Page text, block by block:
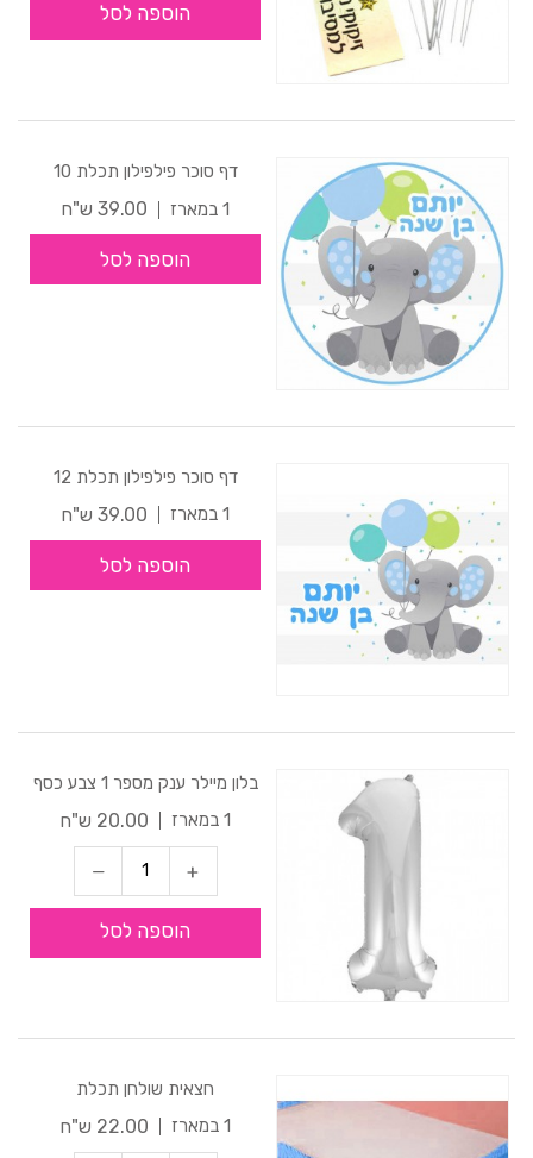
הוספה לסל
דף סוכר פילפילון תכלת 10
1 במארז
39.00 ש"ח
הוספה לסל
דף סוכר פילפילון תכלת 12
1 במארז
39.00 ש"ח
הוספה לסל
בלון מיילר ענק מספר 1 צבע כסף
1 במארז
20.00 ש"ח
הוספה לסל
חצאית שולחן תכלת
1 במארז
22.00 ש"ח